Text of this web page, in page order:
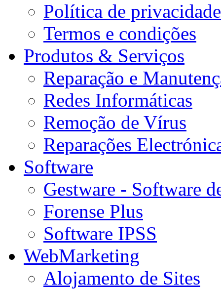
Política de privacidade
Termos e condições
Produtos & Serviços
Reparação e
Redes Informáticas
Remoção de Vírus
Reparações
Software
Gestware - Software
Forense Plus
Software IPSS
WebMarketing
Alojamento de Sites